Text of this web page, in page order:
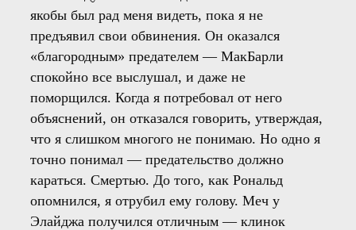
якобы был рад меня видеть, пока я не
предъявил свои обвинения. Он оказался
«благородным» предателем — МакБарли
спокойно все выслушал, и даже не
поморщился. Когда я потребовал от него
объяснений, он отказался говорить, утверждая,
что я слишком многого не понимаю. Но одно я
точно понимал — предательство должно
караться. Смертью. До того, как Рональд
опомнился, я отрубил ему голову. Меч у
Элайджа получился отличным — клинок